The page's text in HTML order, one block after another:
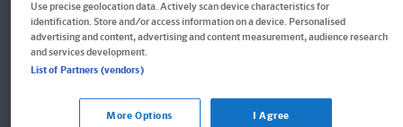
Rätseln, Malen, Schwungübungen für Kinder von 3–6 Jahren mit
Eltern-Guide
Buch
Use precise geolocation data. Actively scan device characteristics for
identification. Store and/or access information on a device. Personalised
advertising and content, advertising and content measurement, audience research
and services development.
List of Partners (vendors)
I Agree
More Options